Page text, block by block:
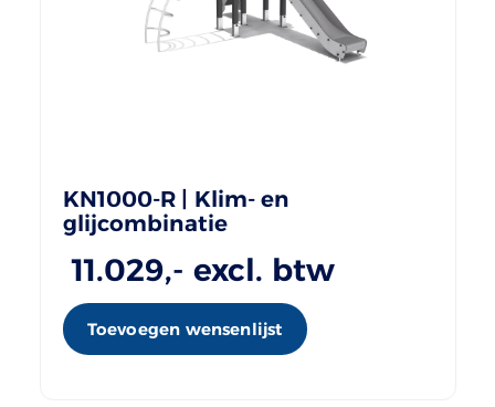
KN1000-R | Klim- en
glijcombinatie
11.029,- excl. btw
Toevoegen wensenlijst